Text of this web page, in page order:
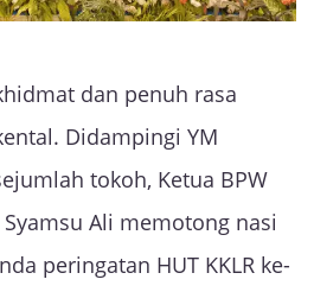
dan penuh rasa
Didampingi YM
tokoh, Ketua BPW
Syamsu Ali memotong nasi
peringatan HUT KKLR ke-